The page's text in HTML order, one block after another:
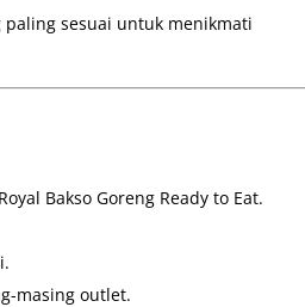
sesuai untuk menikmati
Bakso Goreng Ready to Eat.
masing outlet.